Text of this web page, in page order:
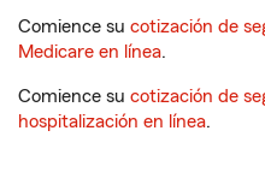
Comience su cotización de
Medicare en línea.
Comience su cotización de
hospitalización en línea.